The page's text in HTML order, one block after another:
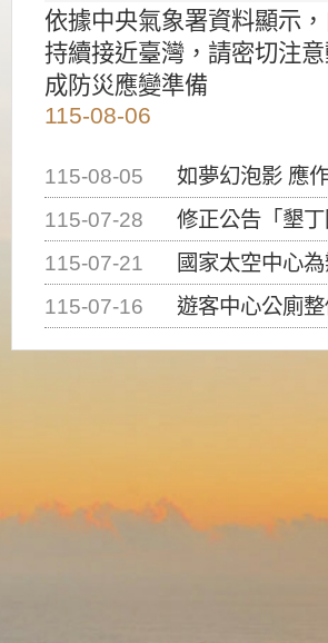
依據中央氣象署資料顯示
持續接近臺灣，請密切注
成防災應變準備
115-08-06
115-08-05
如夢幻泡影 應
115-07-28
修正公告「墾丁國家公園限制水域遊憩活動之種類
115-07-21
國家太空中心為辦理2026台灣盃火箭競賽，陸、海、空域
115-07-16
遊客中心公廁